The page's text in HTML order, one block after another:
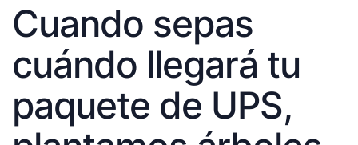
Cuando sepas
cuándo llegará tu
paquete de UPS,